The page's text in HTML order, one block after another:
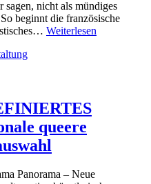
nicht als mündiges
beginnt die französische
Weiterlesen
queere
Panorama – Neue